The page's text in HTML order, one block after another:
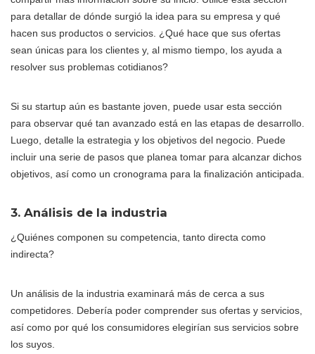
para detallar de dónde surgió la idea para su empresa y qué
hacen sus productos o servicios. ¿Qué hace que sus ofertas
sean únicas para los clientes y, al mismo tiempo, los ayuda a
resolver sus problemas cotidianos?
Si su startup aún es bastante joven, puede usar esta sección
para observar qué tan avanzado está en las etapas de desarrollo.
Luego, detalle la estrategia y los objetivos del negocio. Puede
incluir una serie de pasos que planea tomar para alcanzar dichos
objetivos, así como un cronograma para la finalización anticipada.
3. Análisis de la industria
¿Quiénes componen su competencia, tanto directa como
indirecta?
Un análisis de la industria examinará más de cerca a sus
competidores. Debería poder comprender sus ofertas y servicios,
así como por qué los consumidores elegirían sus servicios sobre
los suyos.